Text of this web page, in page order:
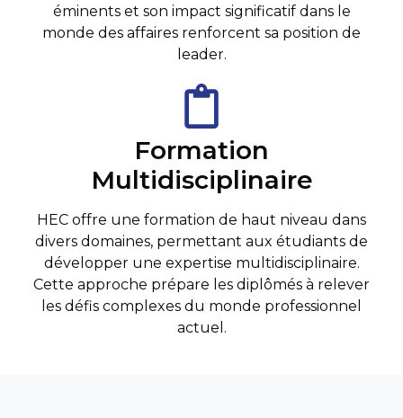
éminents et son impact significatif dans le
monde des affaires renforcent sa position de
leader.
Formation
Multidisciplinaire
HEC offre une formation de haut niveau dans
divers domaines, permettant aux étudiants de
développer une expertise multidisciplinaire.
Cette approche prépare les diplômés à relever
les défis complexes du monde professionnel
actuel.